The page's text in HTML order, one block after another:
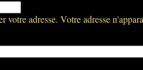
adresse. Votre adresse